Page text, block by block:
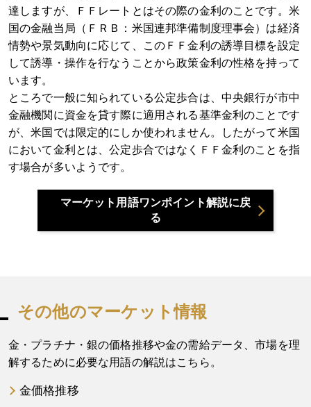
達しますが、ＦＦレートとはその際の金利のことです。米
国の金融当局（ＦＲＢ：米国連邦準備制度理事会）は経済
情勢や景気動向に応じて、このＦＦ金利の誘導目標を設定
して誘導・操作を行なうことから政策金利の性格を持って
います。
ところで一般に知られている公定歩合は、中央銀行が市中
金融機関に資金を貸す際に適用される基準金利のことです
が、米国では限定的にしか使われません。したがって米国
において金利とは、公定歩合ではなくＦＦ金利のことを指
す場合が多いようです。
マーケット用語ワンポイント解説に戻
る
その他のマーケット情報
金・プラチナ・銀の価格推移や金の需給データ、市場を理
解するために必要な用語の解説はこちら。
金価格推移